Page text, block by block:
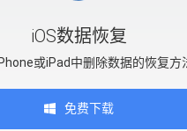
iOS数据恢复
或iPad中删除数据的恢复方
免费下载